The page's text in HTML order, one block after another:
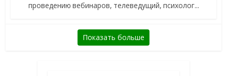
проведению вебинаров, телеведущий, психолог...
Показать больше